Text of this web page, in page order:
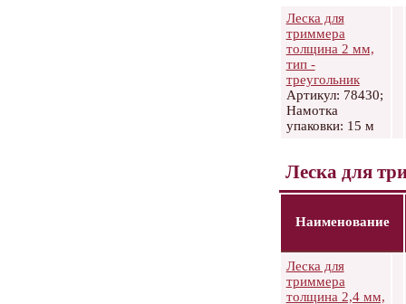
Леска для
триммера
толщина 2 мм,
тип -
треугольник
Артикул: 78430;
Намотка
упаковки: 15 м
Леска для
Наименование
Леска для
триммера
толщина 2,4 мм,